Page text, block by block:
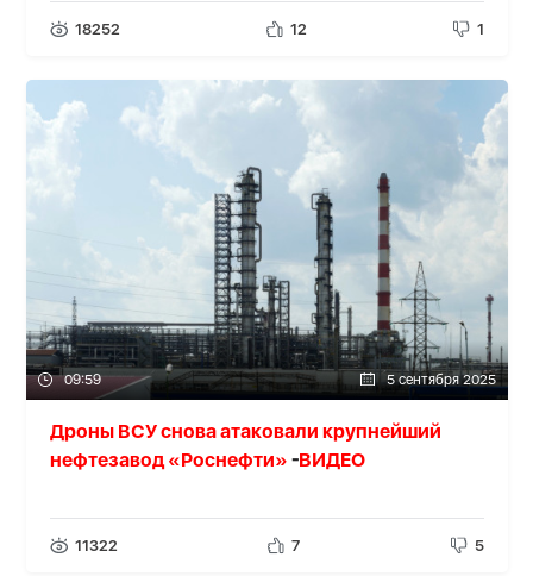
18252 12 1
09:59 5 сентября 2025
Дроны ВСУ снова атаковали крупнейший
нефтезавод «Роснефти» -ВИДЕО
11322 7 5